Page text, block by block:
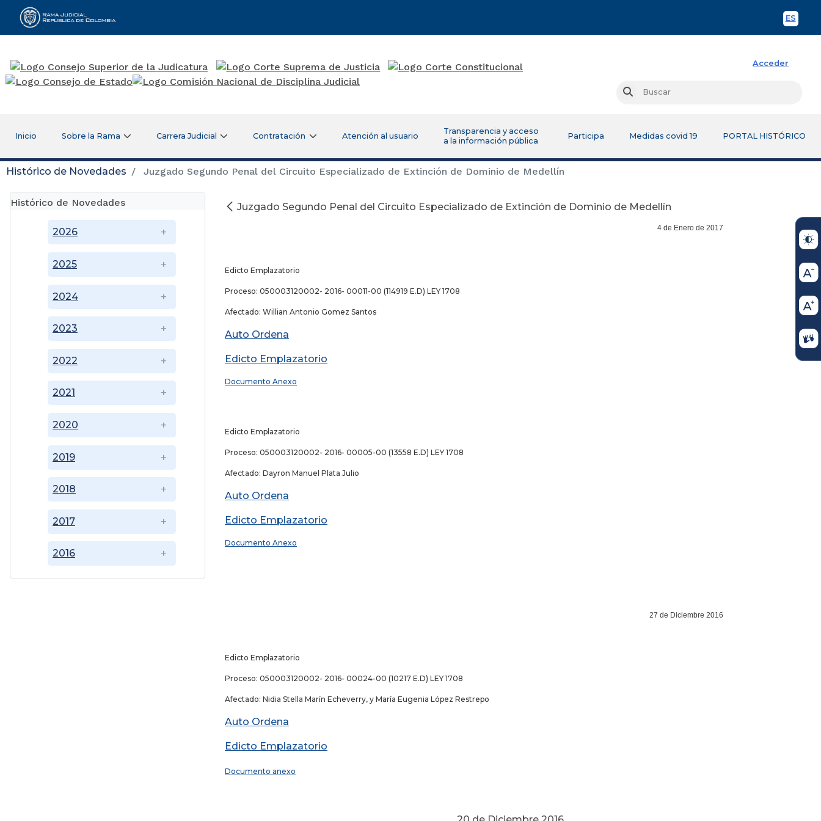
ES
Rama Judicial
Acceder
Buscar
Inicio Sobre la Rama Carrera Judicial Contratación Atención al usuario
Transparencia y acceso
a la información pública
Participa Medidas covid 19 PORTAL HISTÓRICO
Histórico de Novedades Juzgado Segundo Penal del Circuito Especializado de Extinción de Dominio de Medellín
Histórico de Novedades
2016
2017
2018
2019
2020
2021
2022
2023
2024
2025
2026
Juzgado Segundo Penal del Circuito Especializado de Extinción de Dominio de Medellín
4 de Enero de 2017
Edicto Emplazatorio
Proceso: 050003120002- 2016- 00011-00 (114919 E.D) LEY 1708
Afectado: Willian Antonio Gomez Santos
Auto Ordena
Edicto Emplazatorio
Documento Anexo
Edicto Emplazatorio
Proceso: 050003120002- 2016- 00005-00 (13558 E.D) LEY 1708
Afectado: Dayron Manuel Plata Julio
Auto Ordena
Edicto Emplazatorio
Documento Anexo
27 de Diciembre 2016
Edicto Emplazatorio
Proceso: 050003120002- 2016- 00024-00 (10217 E.D) LEY 1708
Afectado: Nidia Stella Marín Echeverry, y María Eugenia López Restrepo
Auto Ordena
Edicto Emplazatorio
Documento anexo